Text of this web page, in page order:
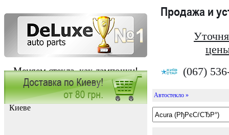
Меняем стекла, как лампочки!
Продажа и
(067)
Заказать установку автостекла в
Киеве
Автостекло »